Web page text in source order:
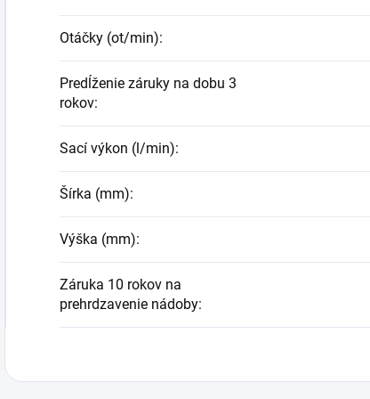
Otáčky (ot/min):
Predĺženie záruky na dobu 3
rokov:
Sací výkon (l/min):
Šírka (mm):
Výška (mm):
Záruka 10 rokov na
prehrdzavenie nádoby: